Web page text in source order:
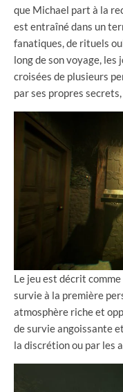
que Michael part à la
est entraîné dans un
fanatiques, de rituels
long de son voyage,
croisées de plusieurs
par ses propres
Le jeu est décrit
survie à la première
atmosphère riche et
de survie angoissante
la discrétion ou par les